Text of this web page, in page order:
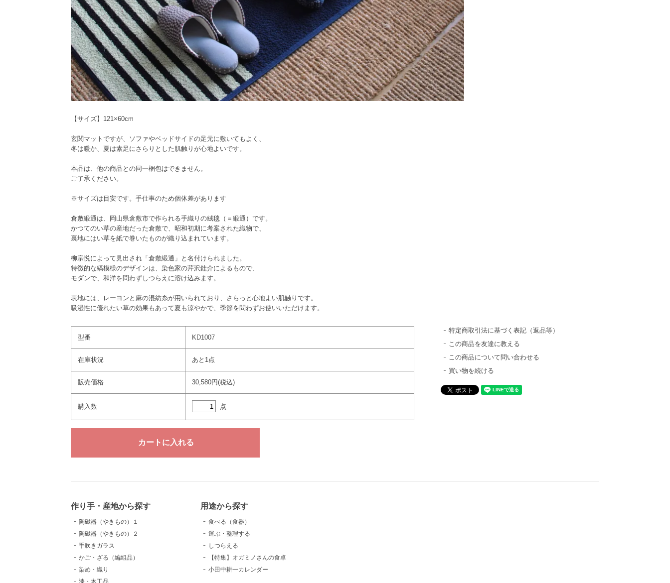
【サイズ】121×60cm
玄関マットですが、ソファやベッドサイドの足元に敷いてもよく、
冬は暖か、夏は素足にさらりとした肌触りが心地よいです。
本品は、他の商品との同一梱包はできません。
ご了承ください。
※サイズは目安です。手仕事のため個体差があります
倉敷緞通は、岡山県倉敷市で作られる手織りの絨毯（＝緞通）です。
かつてのい草の産地だった倉敷で、昭和初期に考案された織物で、
裏地にはい草を紙で巻いたものが織り込まれています。
柳宗悦によって見出され「倉敷緞通」と名付けられました。
特徴的な縞模様のデザインは、染色家の芹沢銈介によるもので、
モダンで、和洋を問わずしつらえに溶け込みます。
表地には、レーヨンと麻の混紡糸が用いられており、さらっと心地よい肌触りです。
吸湿性に優れたい草の効果もあって夏も涼やかで、季節を問わずお使いいただけます。
型番 KD1007
在庫状況 あと1点
販売価格 30,580円(税込)
購入数 点
特定商取引法に基づく表記（返品等）
この商品を友達に教える
この商品について問い合わせる
買い物を続ける
作り手・産地から探す
陶磁器（やきもの）１
陶磁器（やきもの）２
手吹きガラス
かご・ざる（編組品）
染め・織り
漆・木工品
用途から探す
食べる（食器）
運ぶ・整理する
しつらえる
【特集】オガミノさんの食卓
小田中耕一カレンダー